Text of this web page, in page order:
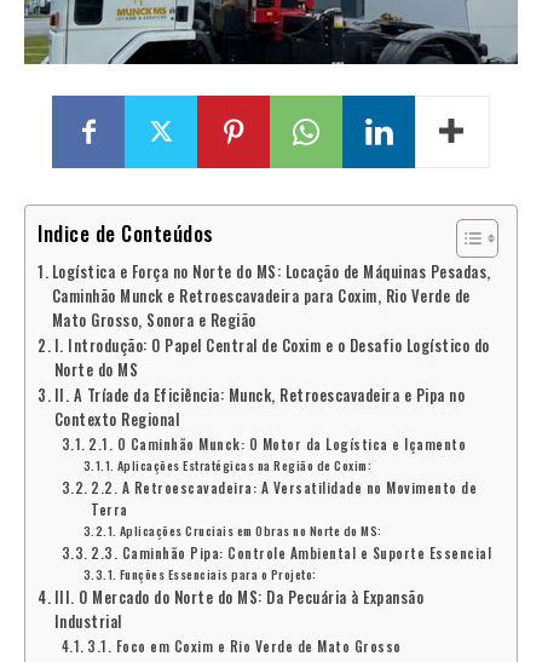
Indice de Conteúdos
Logística e Força no Norte do MS: Locação de Máquinas Pesadas,
Caminhão Munck e Retroescavadeira para Coxim, Rio Verde de
Mato Grosso, Sonora e Região
I. Introdução: O Papel Central de Coxim e o Desafio Logístico do
Norte do MS
II. A Tríade da Eficiência: Munck, Retroescavadeira e Pipa no
Contexto Regional
2.1. O Caminhão Munck: O Motor da Logística e Içamento
Aplicações Estratégicas na Região de Coxim:
2.2. A Retroescavadeira: A Versatilidade no Movimento de
Terra
Aplicações Cruciais em Obras no Norte do MS:
2.3. Caminhão Pipa: Controle Ambiental e Suporte Essencial
Funções Essenciais para o Projeto:
III. O Mercado do Norte do MS: Da Pecuária à Expansão
Industrial
3.1. Foco em Coxim e Rio Verde de Mato Grosso